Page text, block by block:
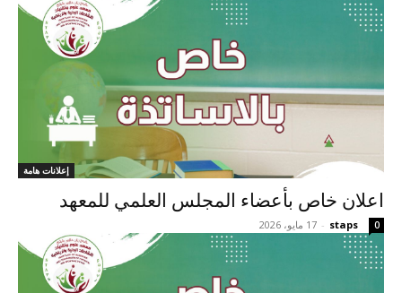
إعلانات هامة
اعلان خاص بأعضاء المجلس العلمي للمعهد
staps
- 17 مايو، 2026 0